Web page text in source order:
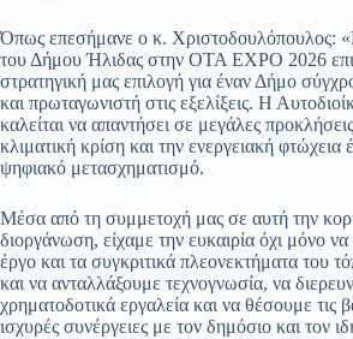
Όπως επεσήμανε ο κ. Χριστοδουλόπουλος:
του Δήμου Ήλιδας στην OTA EXPO 2026
στρατηγική μας επιλογή για έναν Δήμο
και πρωταγωνιστή στις εξελίξεις. Η
καλείται να απαντήσει σε μεγάλες
κλιματική κρίση και την ενεργειακή φτώχεια
ψηφιακό μετασχηματισμό.
Μέσα από τη συμμετοχή μας σε αυτή την
διοργάνωση, είχαμε την ευκαιρία όχι μόνο
έργο και τα συγκριτικά πλεονεκτήματα του
και να ανταλλάξουμε τεχνογνωσία, να
χρηματοδοτικά εργαλεία και να θέσουμε τις
ισχυρές συνέργειες με τον δημόσιο και τον